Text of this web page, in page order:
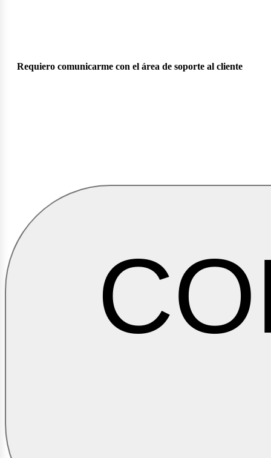
Requiero comunicarme con el área de soporte al cliente